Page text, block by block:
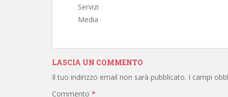
Servizi
Media
LASCIA UN COMMENTO
Il tuo indirizzo email non sarà pubblicato. I campi
Commento *